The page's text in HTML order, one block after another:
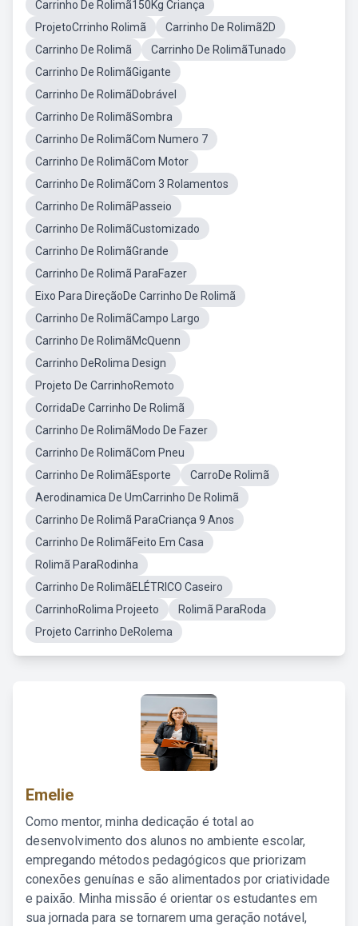
Carrinho De Rolimã150Kg Criança
ProjetoCrrinho Rolimã
Carrinho De Rolimã2D
Carrinho De Rolimã
Carrinho De RolimãTunado
Carrinho De RolimãGigante
Carrinho De RolimãDobrável
Carrinho De RolimãSombra
Carrinho De RolimãCom Numero 7
Carrinho De RolimãCom Motor
Carrinho De RolimãCom 3 Rolamentos
Carrinho De RolimãPasseio
Carrinho De RolimãCustomizado
Carrinho De RolimãGrande
Carrinho De Rolimã ParaFazer
Eixo Para DireçãoDe Carrinho De Rolimã
Carrinho De RolimãCampo Largo
Carrinho De RolimãMcQuenn
Carrinho DeRolima Design
Projeto De CarrinhoRemoto
CorridaDe Carrinho De Rolimã
Carrinho De RolimãModo De Fazer
Carrinho De RolimãCom Pneu
Carrinho De RolimãEsporte
CarroDe Rolimã
Aerodinamica De UmCarrinho De Rolimã
Carrinho De Rolimã ParaCriança 9 Anos
Carrinho De RolimãFeito Em Casa
Rolimã ParaRodinha
Carrinho De RolimãELÉTRICO Caseiro
CarrinhoRolima Projeeto
Rolimã ParaRoda
Projeto Carrinho DeRolema
Emelie
Como mentor, minha dedicação é total ao
desenvolvimento dos alunos no ambiente escolar,
empregando métodos pedagógicos que priorizam
conexões genuínas e são alimentados por criatividade
e paixão. Minha missão é orientar os estudantes em
sua jornada para se tornarem uma geração notável,